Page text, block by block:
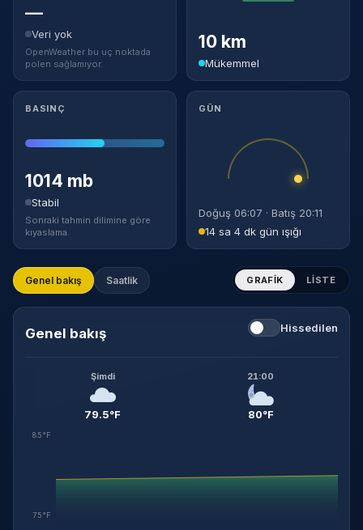
—
Veri yok
OpenWeather bu uç noktada
polen sağlamıyor.
10 km
Mükemmel
BASINÇ
1014 mb
Stabil
Sonraki tahmin dilimine göre
kıyaslama.
GÜN
Doğuş 06:07 · Batış 20:11
14 sa 4 dk gün ışığı
Genel bakış Saatlik GRAFIK LISTE
Genel bakış Hissedilen
Şimdi
79.5°F
21:00
80°F
85°F
75°F